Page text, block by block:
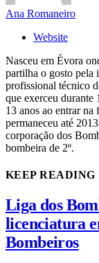
Ana Romaneiro
Website
Nasceu em Évora
partilha o gosto pela
profissional técnico
que exerceu durante
13 anos ao entrar
permaneceu até
corporação dos
bombeira de 2º.
KEEP READING
Liga dos
licenciatura
Bombeiros